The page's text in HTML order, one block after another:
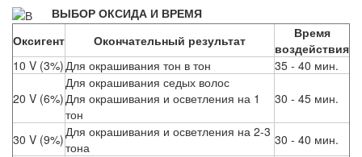
ВЫБОР ОКСИДА И ВРЕМЯ
Оксигент
Окончательный результат
Время
воздействия
10 V (3%) Для окрашивания тон в тон 35 - 40 мин.
20 V (6%)
Для окрашивания седых волос
Для окрашивания и осветления на 1
тон
30 - 45 мин.
30 V (9%) Для окрашивания и осветления на 2-3
тона
30 - 40 мин.